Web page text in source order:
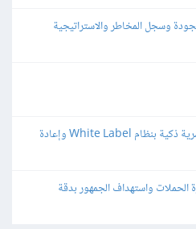
الحملات واستهداف الجمهور بدقة